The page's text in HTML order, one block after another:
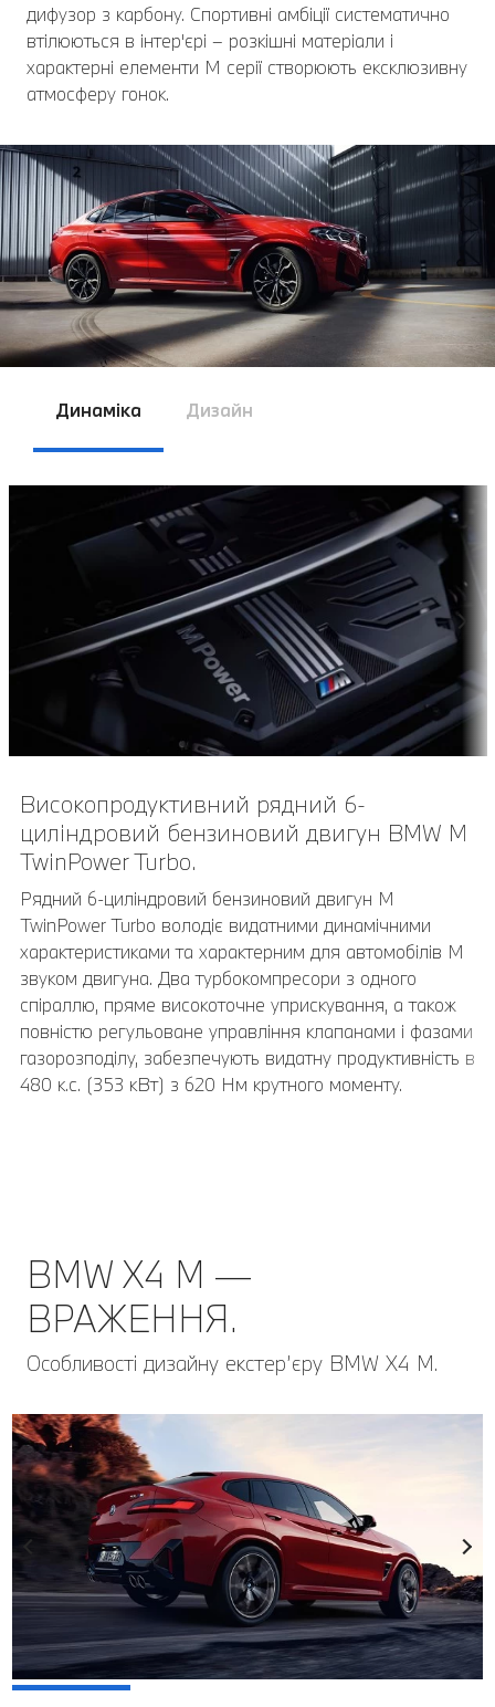
дифузор з карбону. Спортивні амбіції систематично
втілюються в інтер'єрі – розкішні матеріали і
характерні елементи M серії створюють ексклюзивну
атмосферу гонок.
Динаміка Дизайн
Високопродуктивний рядний 6-
циліндровий бензиновий двигун BMW M
TwinPower Turbo.
Рядний 6-циліндровий бензиновий двигун M
TwinPower Turbo володіє видатними динамічними
характеристиками та характерним для автомобілів М
звуком двигуна. Два турбокомпресори з одного
спіраллю, пряме високоточне уприскування, а також
повністю регульоване управління клапанами і фазами
газорозподілу, забезпечують видатну продуктивність в
480 к.с. (353 кВт) з 620 Нм крутного моменту.
20-дюймові легкосплавні диски M з
подвійними спицями 764 M Bicolour в
кольорі Orbit Grey з різнорозмірними
шинами.
21-дюймові легкосплавні диски M з V-подібними
спицями 765 M Bicolour в кольорі Jet Black з
різнорозмірними шинами, шліфовані, розмір передніх
коліс 9,5J x 21 з шинами 255/40 ZR21, розмір задніх
коліс 10J x 21 з шинами 265/40 ZR21.
BMW X4 M —
ВРАЖЕННЯ.
Особливості дизайну екстер’єру BMW Х4 М.